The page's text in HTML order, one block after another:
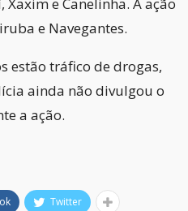
e Canelinha. A ação
e Navegantes.
estão tráfico de drogas,
ainda não divulgou o
a ação.
Twitter